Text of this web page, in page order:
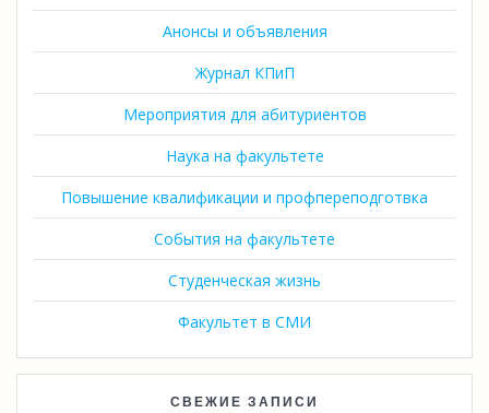
Анонсы и объявления
Журнал КПиП
Мероприятия для абитуриентов
Наука на факультете
Повышение квалификации и профпереподготвка
События на факультете
Студенческая жизнь
Факультет в СМИ
СВЕЖИЕ ЗАПИСИ